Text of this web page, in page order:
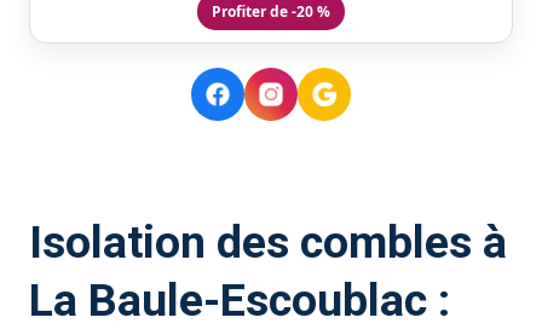
Profiter de -20 %
Isolation des combles à
La Baule-Escoublac :